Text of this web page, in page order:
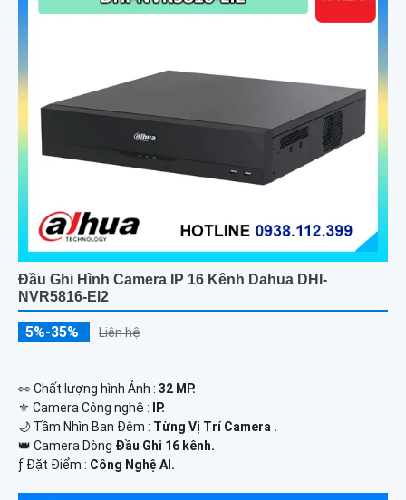
Đầu Ghi Hình Camera IP 16 Kênh Dahua DHI-
NVR5816-EI2
5%-35% Liên hệ
️👀 Chất lượng hình Ảnh : 32 MP.
⚜️ Camera Công nghệ :
IP.
🌙 Tầm Nhìn Ban Đêm : Từng Vị Trí Camera .
👑 Camera Dòng Đầu Ghi 16 kênh.
️ƒ Đặt Điểm : Công Nghệ AI.